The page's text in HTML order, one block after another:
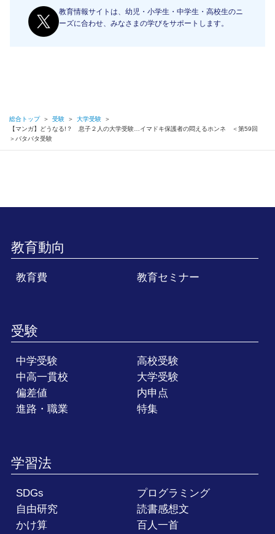
教育情報サイトは、幼児・小学生・中学生・高校生のニ
ーズに合わせ、みなさまの学びをサポートします。
総合トップ ＞ 受験 ＞ 大学受験
＞
【マンガ】どうなる!？ 息子２人の大学受験…イマドキ保護者の悶えるホンネ ＜第59回
＞バタバタ受験
教育動向
教育費 教育セミナー
受験
中学受験
高校受験
中高一貫校
大学受験
偏差値
内申点
進路・職業
特集
学習法
SDGs
プログラミング
自由研究
読書感想文
かけ算
百人一首